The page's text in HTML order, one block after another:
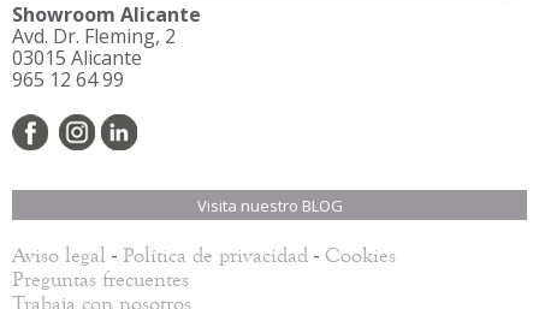
Showroom Alicante
Avd. Dr. Fleming, 2
03015 Alicante
965 12 64 99
Visita nuestro BLOG
Aviso legal - Política de privacidad - Cookies
Preguntas frecuentes
Trabaja con nosotros